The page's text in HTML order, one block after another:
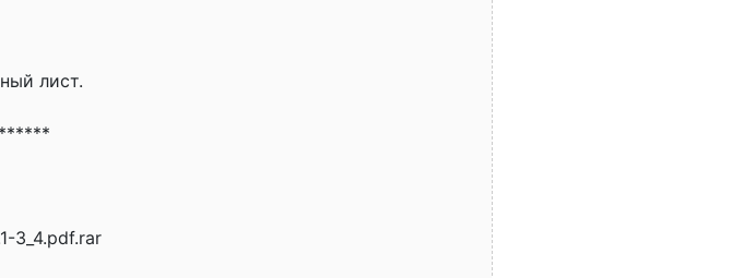
лист.
3_4.pdf.rar